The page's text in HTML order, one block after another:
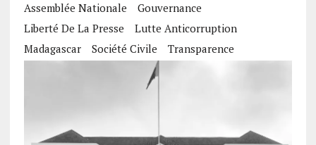
Assemblée Nationale
Gouvernance
Liberté De La Presse
Lutte Anticorruption
Madagascar
Société Civile Transparence